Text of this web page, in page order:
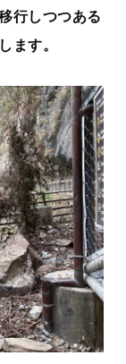
行しつつある
ます。